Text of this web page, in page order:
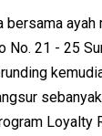
No. 21 - 25
Loyalty